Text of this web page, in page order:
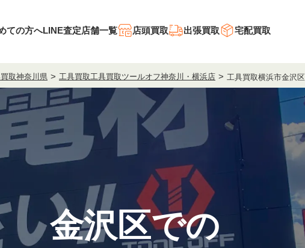
ての方へLINE査定店舗一覧 店頭買取 出張買取 宅配買取
取神奈川県 工具買取工具買取ツールオフ神奈川・横浜店 工具買取横浜市金沢区
金沢区での